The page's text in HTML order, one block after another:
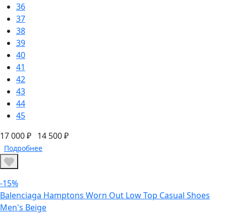
36
37
38
39
40
41
42
43
44
45
17 000 ₽ 14 500 ₽
Подробнее
-15%
Balenciaga Hamptons Worn Out Low Top Casual Shoes
Men's Beige